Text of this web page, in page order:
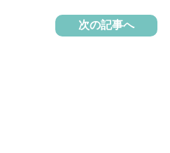
次の記事へ